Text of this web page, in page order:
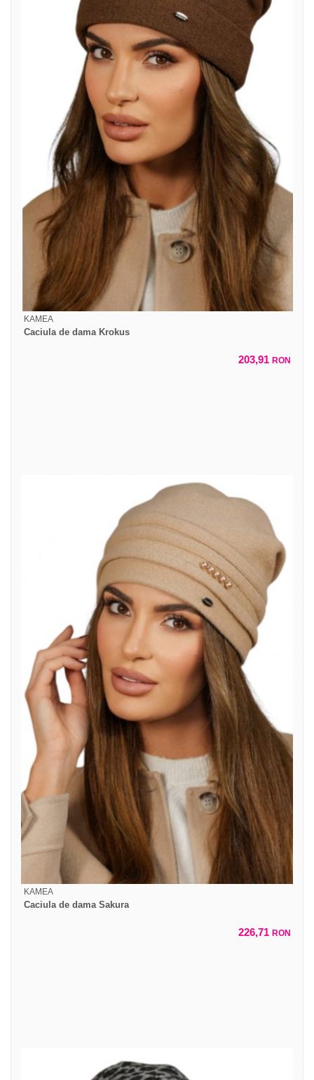
KAMEA
Caciula de dama Krokus
203,91 RON
KAMEA
Caciula de dama Sakura
226,71 RON